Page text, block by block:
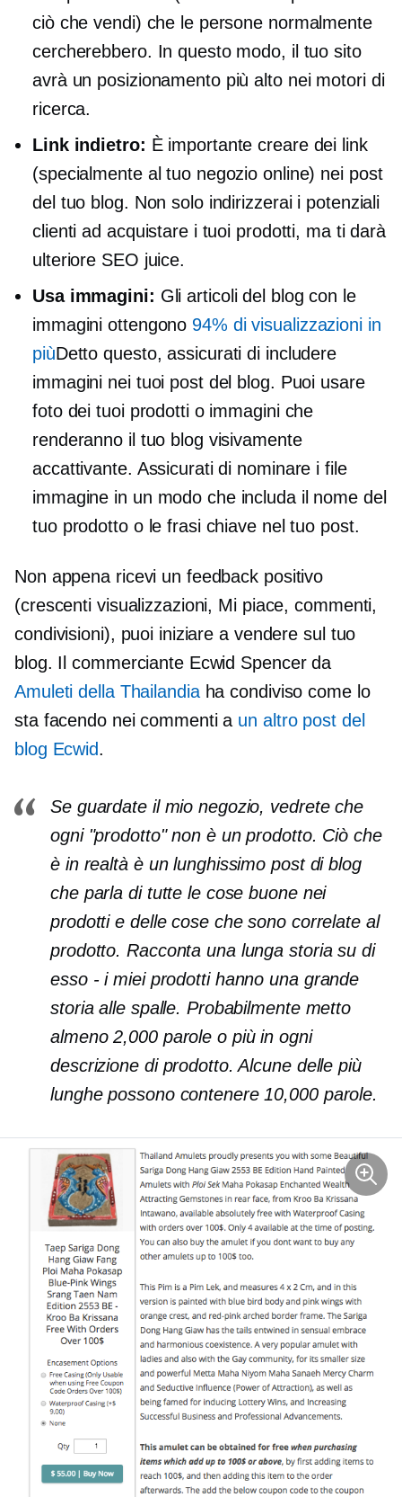
ciò che vendi) che le persone normalmente
cercherebbero. In questo modo, il tuo sito
avrà un posizionamento più alto nei motori di
ricerca.
Link indietro: È importante creare dei link
(specialmente al tuo negozio online) nei post
del tuo blog. Non solo indirizzerai i potenziali
clienti ad acquistare i tuoi prodotti, ma ti darà
ulteriore SEO juice.
Usa immagini: Gli articoli del blog con le
immagini ottengono 94% di visualizzazioni in
piùDetto questo, assicurati di includere
immagini nei tuoi post del blog. Puoi usare
foto dei tuoi prodotti o immagini che
renderanno il tuo blog visivamente
accattivante. Assicurati di nominare i file
immagine in un modo che includa il nome del
tuo prodotto o le frasi chiave nel tuo post.
Non appena ricevi un feedback positivo
(crescenti visualizzazioni, Mi piace, commenti,
condivisioni), puoi iniziare a vendere sul tuo
blog. Il commerciante Ecwid Spencer da
Amuleti della Thailandiaha condiviso come lo
sta facendo nei commenti a un altro post del
blog Ecwid.
Se guardate il mio negozio, vedrete che
ogni "prodotto" non è un prodotto. Ciò che
è in realtà è un lunghissimo post di blog
che parla di tutte le cose buone nei
prodotti e delle cose che sono correlate al
prodotto. Racconta una lunga storia su di
esso -i miei prodotti hanno una grande
storia alle spalle. Probabilmente metto
almeno 2,000 parole o più in ogni
descrizione di prodotto. Alcune delle più
lunghe possono contenere 10,000 parole.